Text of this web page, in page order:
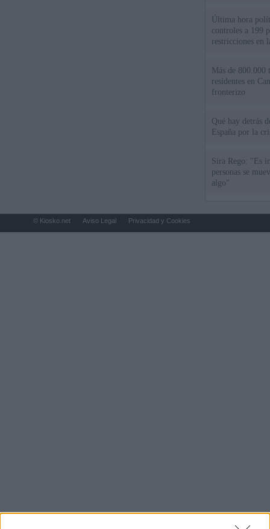
Última hora
controles a 199
restricciones en
Más de 800.000
residentes en
fronterizo
Qué hay detrás
España por la
Sira Rego: "Es
personas se
algo"
© Kiosko.net Aviso Legal Privacidad y Cookies